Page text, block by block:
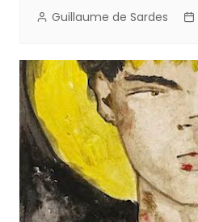
Guillaume de Sardes